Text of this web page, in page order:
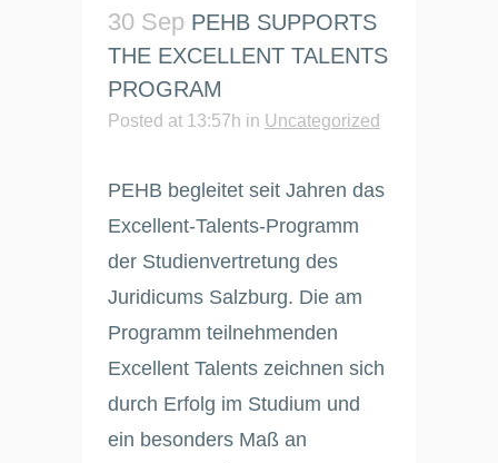
30 Sep PEHB SUPPORTS
THE EXCELLENT TALENTS
PROGRAM
Posted at 13:57h in Uncategorized
PEHB begleitet seit Jahren das
Excellent-Talents-Programm
der Studienvertretung des
Juridicums Salzburg. Die am
Programm teilnehmenden
Excellent Talents zeichnen sich
durch Erfolg im Studium und
ein besonders Maß an